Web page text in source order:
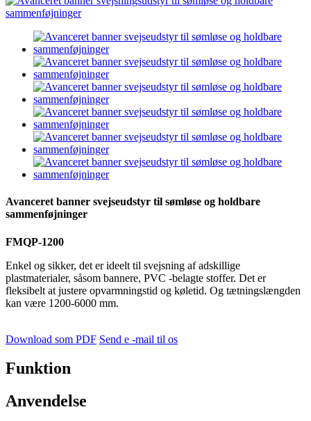
Avanceret banner svejseudstyr til sømløse og holdbare
sammenføjninger
FMQP-1200
Enkel og sikker, det er ideelt til svejsning af adskillige
plastmaterialer, såsom bannere, PVC -belagte stoffer. Det er
fleksibelt at justere opvarmningstid og køletid. Og tætningslængden
kan være 1200-6000 mm.
Download som PDF Send e -mail til os
Funktion
Anvendelse